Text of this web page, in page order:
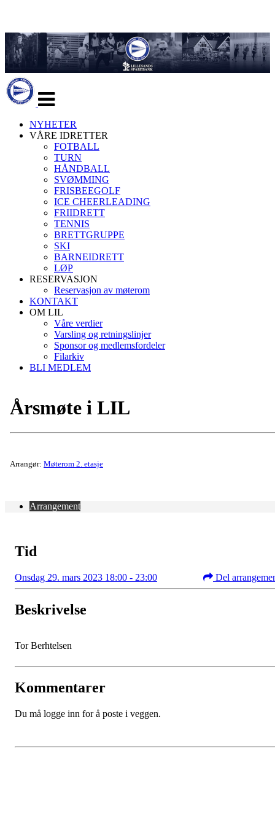
navigasjon
NYHETER
VÅRE IDRETTER
FOTBALL
TURN
HÅNDBALL
SVØMMING
FRISBEEGOLF
ICE CHEERLEADING
FRIIDRETT
TENNIS
BRETTGRUPPE
SKI
BARNEIDRETT
LØP
RESERVASJON
Reservasjon av møterom
KONTAKT
OM LIL
Våre verdier
Varsling og retningslinjer
Sponsor og medlemsfordeler
Filarkiv
BLI MEDLEM
Årsmøte i LIL
Arrangør: Møterom 2. etasje
Arrangement
Tid
Onsdag 29. mars 2023 18:00 - 23:00 Del
Beskrivelse
Tor Berhtelsen
Kommentarer
Du må logge inn for å poste i veggen.